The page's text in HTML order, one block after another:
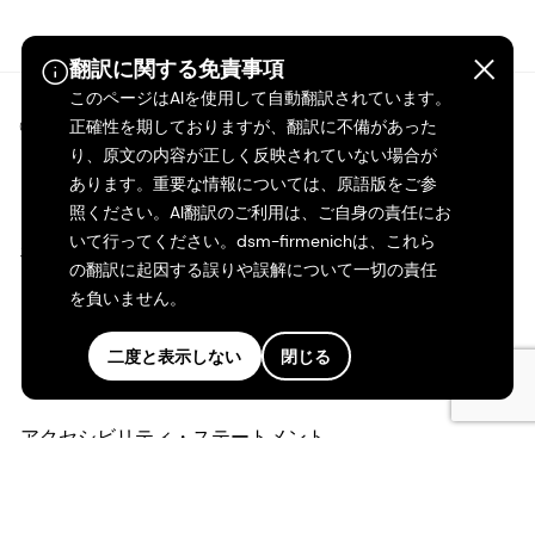
翻訳に関する免責事項
このページはAIを使用して自動翻訳されています。
正確性を期しておりますが、翻訳に不備があった
り、原文の内容が正しく反映されていない場合が
あります。重要な情報については、原語版をご参
照ください。AI翻訳のご利用は、ご自身の責任にお
いて行ってください。dsm-firmenichは、これら
の翻訳に起因する誤りや誤解について一切の責任
を負いません。
二度と表示しない 閉じる
©2026 dsm-firmenich。無断転載・複製を禁じます。
プライバシーポリシー
利用規約
ご利用条件
カリフォルニアの透明性
アクセシビリティ・ステートメント